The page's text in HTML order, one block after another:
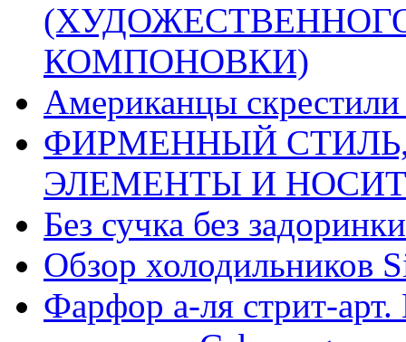
КОМПОНОВКИ)
Американцы
ФИРМЕННЫЙ
ЭЛЕМЕНТЫ И
Без сучка без
Обзор холодильников
Фарфор а-ля стрит-